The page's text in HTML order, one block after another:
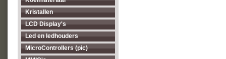
Kristallen
LCD Display's
Led en ledhouders
MicroControllers (pic)